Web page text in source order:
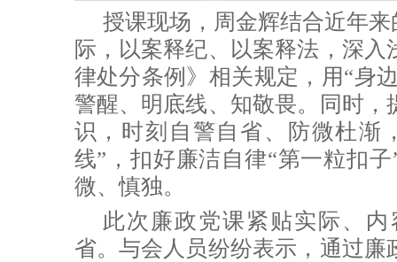
授课现场，周金辉结合近年
际，以案释纪、以案释法，深
律处分条例》相关规定，用“身
警醒、明底线、知敬畏。同时
识，时刻自警自省、防微杜渐
线”，扣好廉洁自律“第一粒扣
微、慎独。
此次廉政党课紧贴实际、
省。与会人员纷纷表示，通过